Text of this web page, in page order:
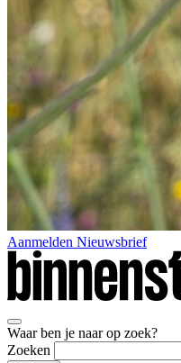
Aanmelden Nieuwsbrief
Waar ben je naar op zoek?
Zoeken